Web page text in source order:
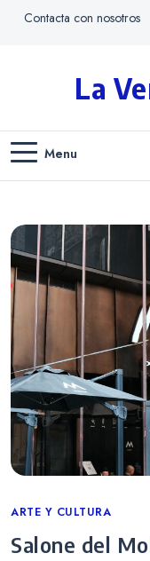
Contacta con nosotros
La
Menu
Categories
ARTE Y CULTURA
Salone del